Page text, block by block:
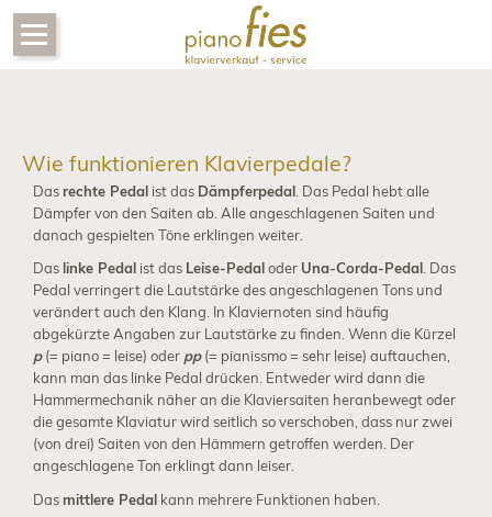
Navigation
Instrumente
Klavier
kaufen
Klavier
Gebrauchte
Klaviere
Zubehör
Steinway
Ankauf
Wie funktionieren Klavierpedale?
Dasrechte Pedal ist das Dämpferpedal . Das Pedal hebt alle
Dämpfer von den Saiten ab. Alle angeschlagenen Saiten und
danach gespielten Töne erklingen weiter.
Das linke Pedal ist das Leise-Pedaloder Una-Corda-Pedal. Das
Pedal verringert die Lautstärke des angeschlagenen Tons und
verändert auch den Klang. In Klaviernoten sind häufig
abgekürzte Angaben zur Lautstärke zu finden. Wenn die Kürzel
p(= piano = leise) oder pp(= pianissmo = sehr leise) auftauchen,
kann man das linke Pedal drücken. Entweder wird dann die
Hammermechanik näher an die Klaviersaiten heranbewegt oder
die gesamte Klaviatur wird seitlich so verschoben, dass nur zwei
(von drei) Saiten von den Hämmern getroffen werden. Der
angeschlagene Ton erklingt dann leiser.
Dasmittlere Pedal kann mehrere Funktionen haben.